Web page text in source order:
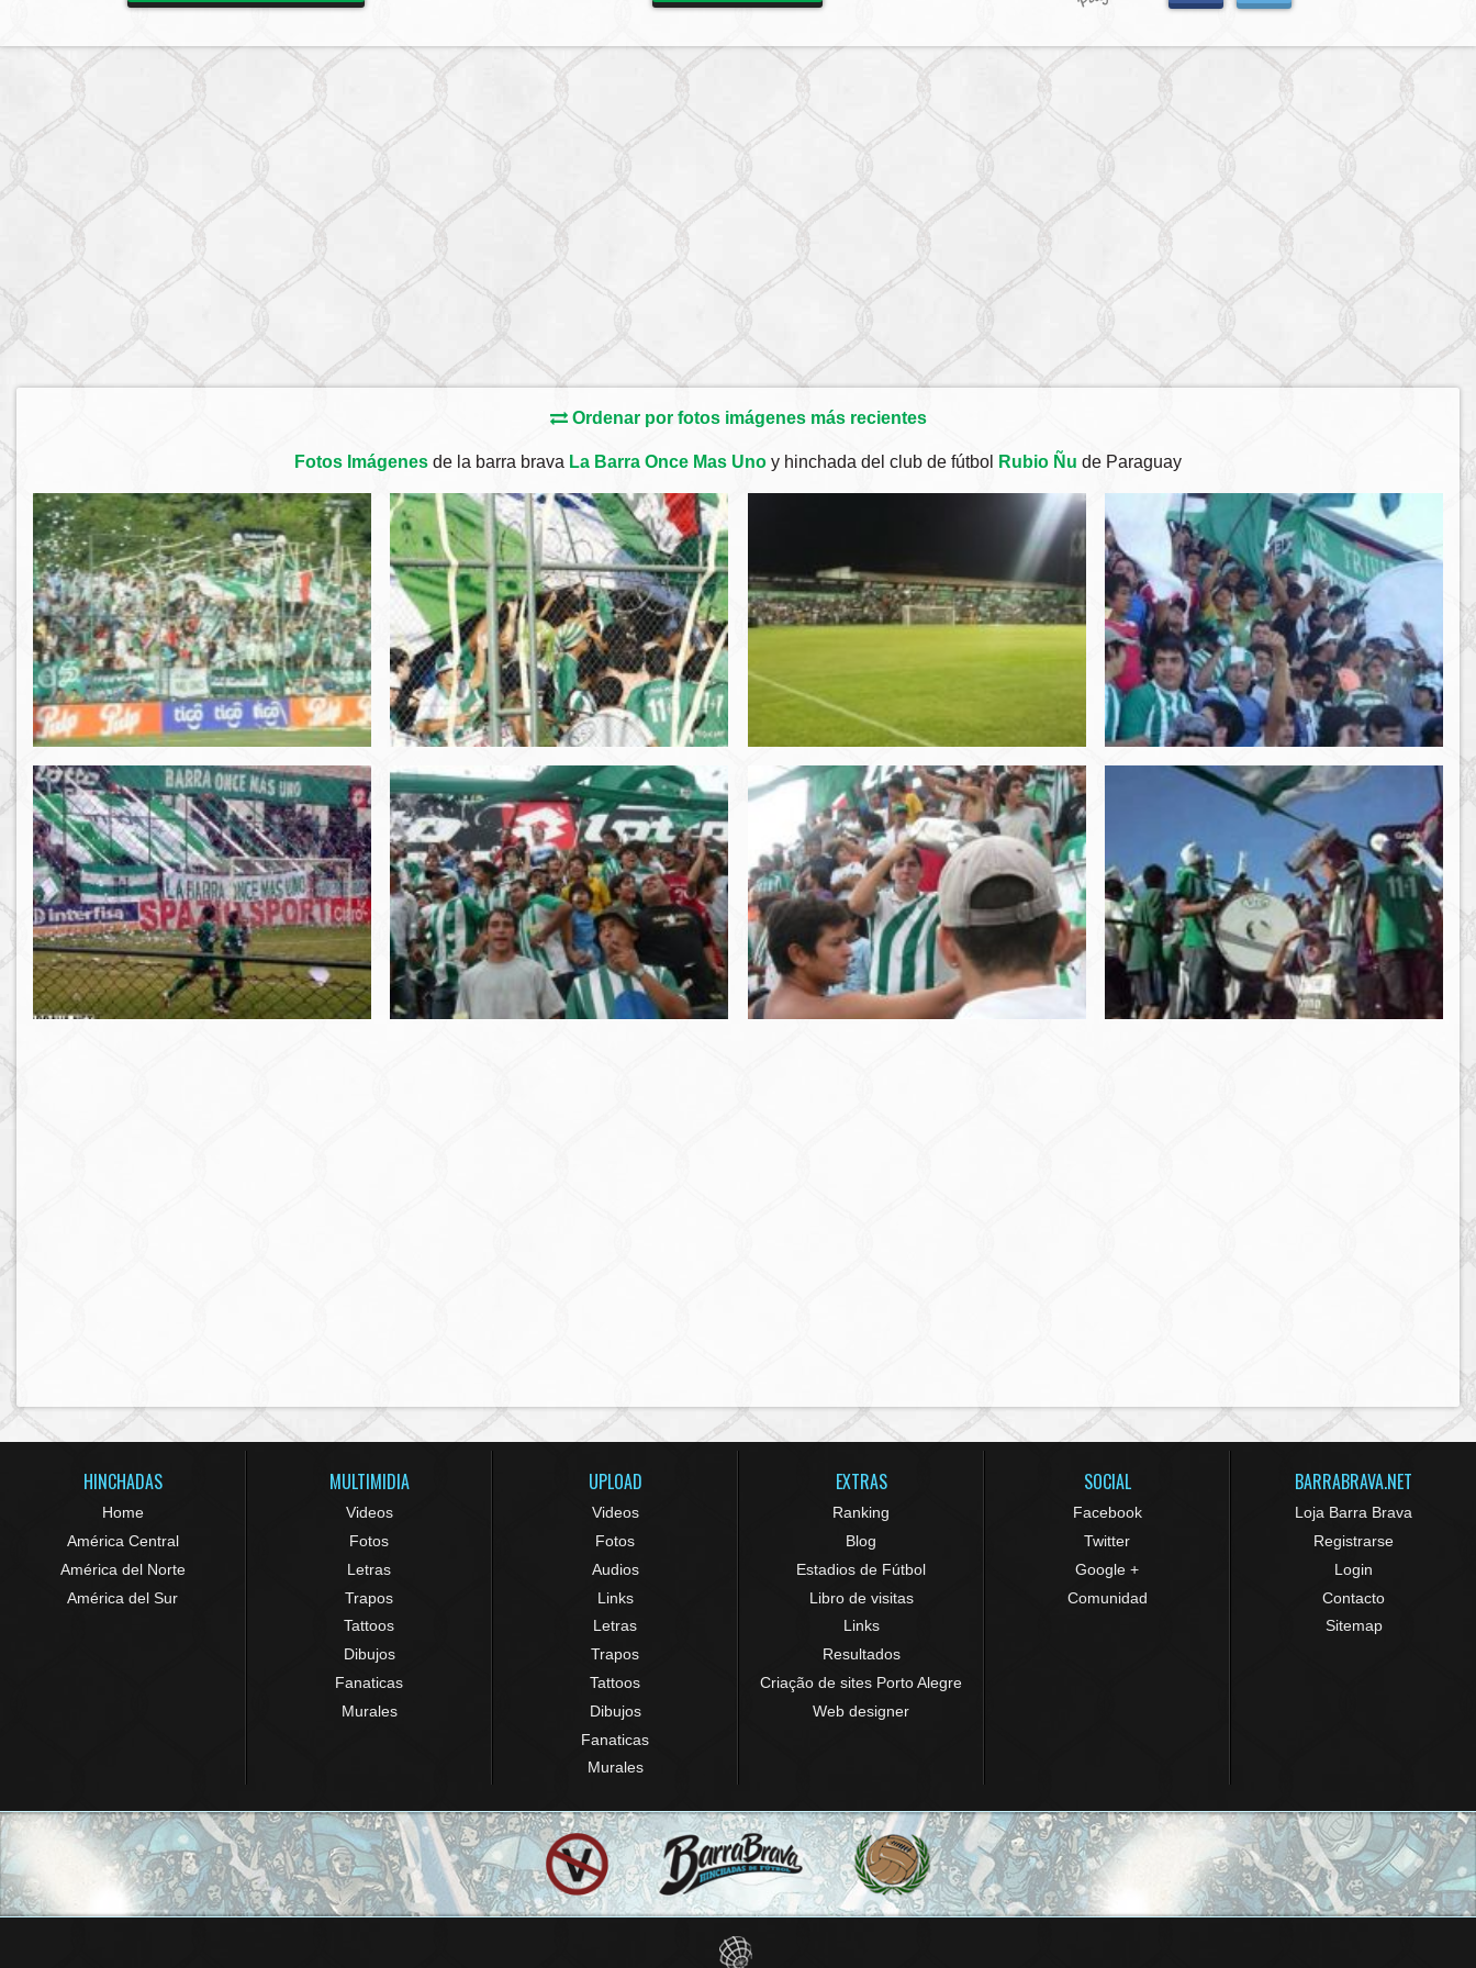
Ordenar por fotos imágenes más recientes
Fotos Imágenes de la barra brava La Barra Once Mas Uno y hinchada del club de fútbol Rubio Ñu de Paraguay
HINCHADAS
Home
América Central
América del Norte
América del Sur
MULTIMIDIA
Videos
Fotos
Letras
Trapos
Tattoos
Dibujos
Fanaticas
Murales
UPLOAD
Videos
Fotos
Audios
Links
Letras
Trapos
Tattoos
Dibujos
Fanaticas
Murales
EXTRAS
Ranking
Blog
Estadios de Fútbol
Libro de visitas
Links
Resultados
Criação de sites Porto Alegre
Web designer
SOCIAL
Facebook
Twitter
Google +
Comunidad
BARRABRAVA.NET
Loja Barra Brava
Registrarse
Login
Contacto
Sitemap